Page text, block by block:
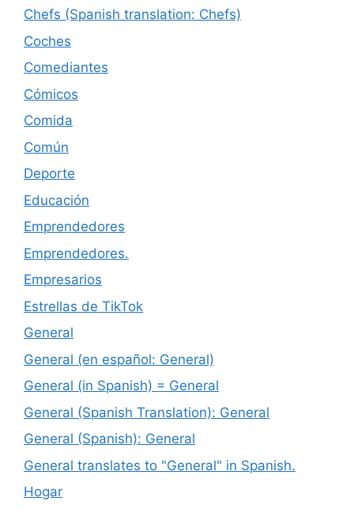
Chefs (Spanish translation: Chefs)
Coches
Comediantes
Cómicos
Comida
Común
Deporte
Educación
Emprendedores
Emprendedores.
Empresarios
Estrellas de TikTok
General
General (en español: General)
General (in Spanish) = General
General (Spanish Translation): General
General (Spanish): General
General translates to "General" in Spanish.
Hogar